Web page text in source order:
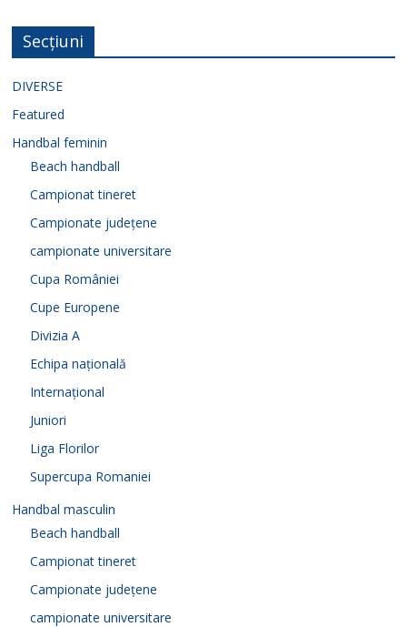
Secțiuni
DIVERSE
Featured
Handbal feminin
Beach handball
Campionat tineret
Campionate județene
campionate universitare
Cupa României
Cupe Europene
Divizia A
Echipa națională
Internațional
Juniori
Liga Florilor
Supercupa Romaniei
Handbal masculin
Beach handball
Campionat tineret
Campionate județene
campionate universitare